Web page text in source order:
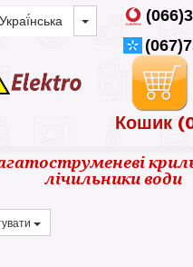
Кошик
лічильники води